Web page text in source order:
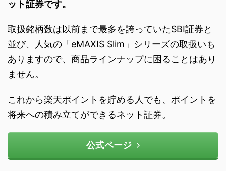
ット証券です。
取扱銘柄数は以前まで最多を誇っていたSBI証券と
並び、人気の「eMAXIS Slim」シリーズの取扱いも
ありますので、商品ラインナップに困ることはあり
ません。
これから楽天ポイントを貯める人でも、ポイントを
将来への積み立てができるネット証券。
公式ページ